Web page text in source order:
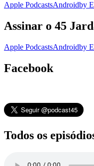
Apple PodcastsAndroidby
Assinar o 45
Apple PodcastsAndroidby
Facebook
Todos os